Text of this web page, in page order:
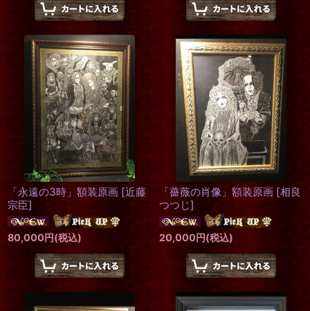
「永遠の3時」額装原画 [近藤
宗臣]
80,000円(税込)
「薔薇の肖像」額装原画 [相良
つつじ]
20,000円(税込)